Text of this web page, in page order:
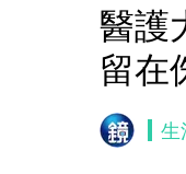
醫護
留在
生